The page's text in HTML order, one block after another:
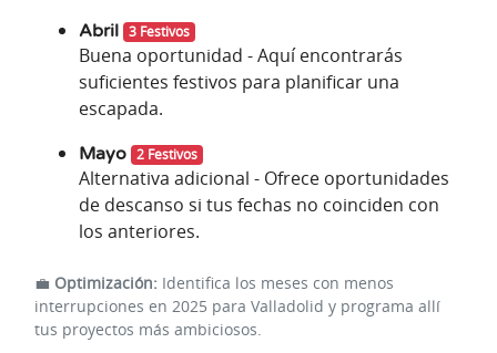
Abril 3 Festivos
Buena oportunidad - Aquí encontrarás
suficientes festivos para planificar una
escapada.
Mayo 2 Festivos
Alternativa adicional - Ofrece oportunidades
de descanso si tus fechas no coinciden con
los anteriores.
💼 Optimización: Identifica los meses con menos
interrupciones en 2025 para Valladolid y programa allí
tus proyectos más ambiciosos.